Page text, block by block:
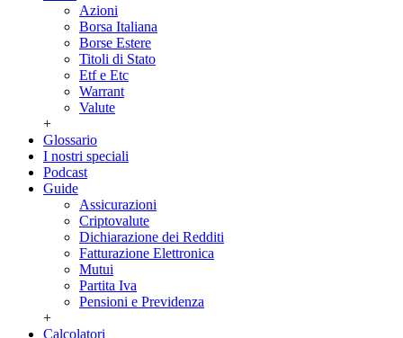
Azioni
Borsa Italiana
Borse Estere
Titoli di Stato
Etf e Etc
Warrant
Valute
+
Glossario
I nostri speciali
Podcast
Guide
Assicurazioni
Criptovalute
Dichiarazione dei Redditi
Fatturazione Elettronica
Mutui
Partita Iva
Pensioni e Previdenza
+
Calcolatori